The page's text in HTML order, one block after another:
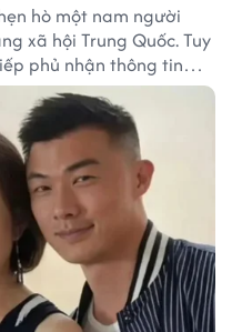
hò một nam người
xã hội Trung Quốc. Tuy
phủ nhận thông tin